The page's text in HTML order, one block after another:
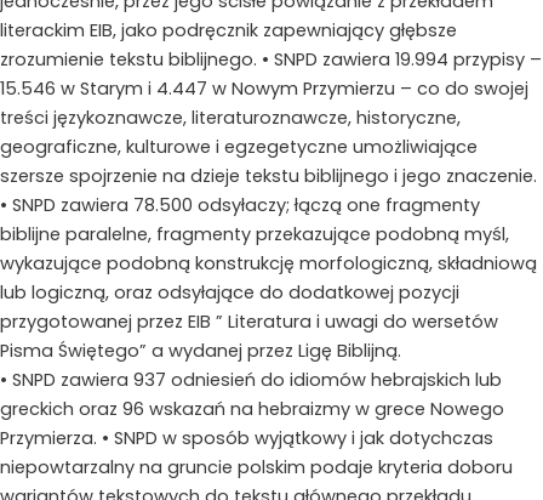
literackim EIB, jako podręcznik zapewniający głębsze
zrozumienie tekstu biblijnego. • SNPD zawiera 19.994 przypisy –
15.546 w Starym i 4.447 w Nowym Przymierzu – co do swojej
treści językoznawcze, literaturoznawcze, historyczne,
geograficzne, kulturowe i egzegetyczne umożliwiające
szersze spojrzenie na dzieje tekstu biblijnego i jego znaczenie.
• SNPD zawiera 78.500 odsyłaczy; łączą one fragmenty
biblijne paralelne, fragmenty przekazujące podobną myśl,
wykazujące podobną konstrukcję morfologiczną, składniową
lub logiczną, oraz odsyłające do dodatkowej pozycji
przygotowanej przez EIB ” Literatura i uwagi do wersetów
Pisma Świętego” a wydanej przez Ligę Biblijną.
• SNPD zawiera 937 odniesień do idiomów hebrajskich lub
greckich oraz 96 wskazań na hebraizmy w grece Nowego
Przymierza. • SNPD w sposób wyjątkowy i jak dotychczas
niepowtarzalny na gruncie polskim podaje kryteria doboru